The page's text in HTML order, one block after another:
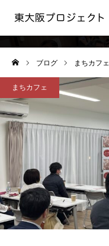
ブログ まちカフェ
まちカフェ
東大阪プロジェクトの想
東大阪プロジェクトの活動
東大阪プロジェクト 運営
運営会社